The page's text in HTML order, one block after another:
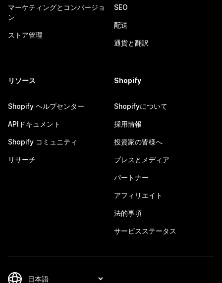
マーケティングとコンバージョ
ン
ストア管理
SEO
配送
通貨と翻訳
リソース
Shopify ヘルプセンター
APIドキュメント
Shopify コミュニティ
リサーチ
Shopify
Shopifyについて
採用情報
投資家の皆様へ
プレスとメディア
パートナー
アフィリエイト
法的事項
サービスステータス